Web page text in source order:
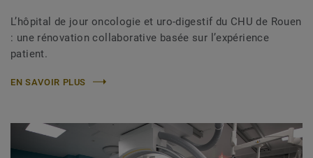
L’hôpital de jour oncologie et uro-digestif du CHU de Rouen
: une rénovation collaborative basée sur l’expérience
patient.
EN SAVOIR PLUS